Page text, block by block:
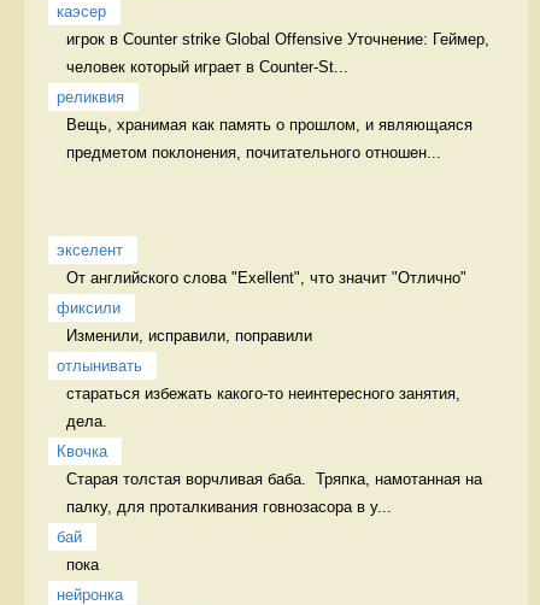
каэсер
игрок в Counter strike Global Offensive Уточнение: Геймер,
человек который играет в Counter-St...
реликвия
Вещь, хранимая как память о прошлом, и являющаяся
предметом поклонения, почитательного отношен...
экселент
От английского слова "Exellent", что значит "Отлично"
фиксили
Изменили, исправили, поправили
отлынивать
стараться избежать какого-то неинтересного занятия,
дела.
Квочка
Старая толстая ворчливая баба.  Тряпка, намотанная на
палку, для проталкивания говнозасора в у...
бай
пока
нейронка